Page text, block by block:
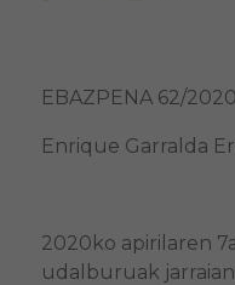
EBAZPENA 62/
Enrique Garralda
2020ko apirilaren
udalburuak